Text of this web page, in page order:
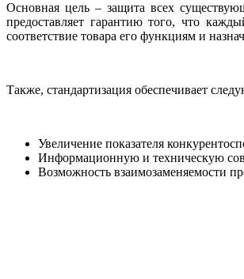
Основная цель – защита всех
предоставляет гарантию того, что
соответствие товара его функциям и
Также, стандартизация обеспечивает
Увеличение показателя
Информационную и техническую
Возможность взаимозаменяемости